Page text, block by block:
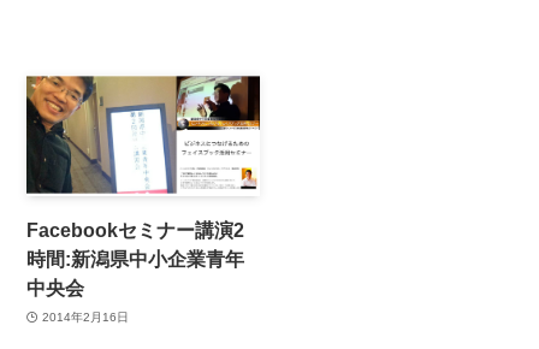
Facebookセミナー講演2
時間:新潟県中小企業青年
中央会
2014年2月16日